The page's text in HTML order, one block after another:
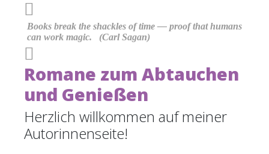
Books break the shackles of time ― proof that humans
can work magic. (Carl Sagan)
Romane zum Abtauchen
und Genießen
Herzlich willkommen auf meiner
Autorinnenseite!